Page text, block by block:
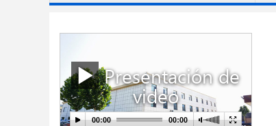
Presentación de
video